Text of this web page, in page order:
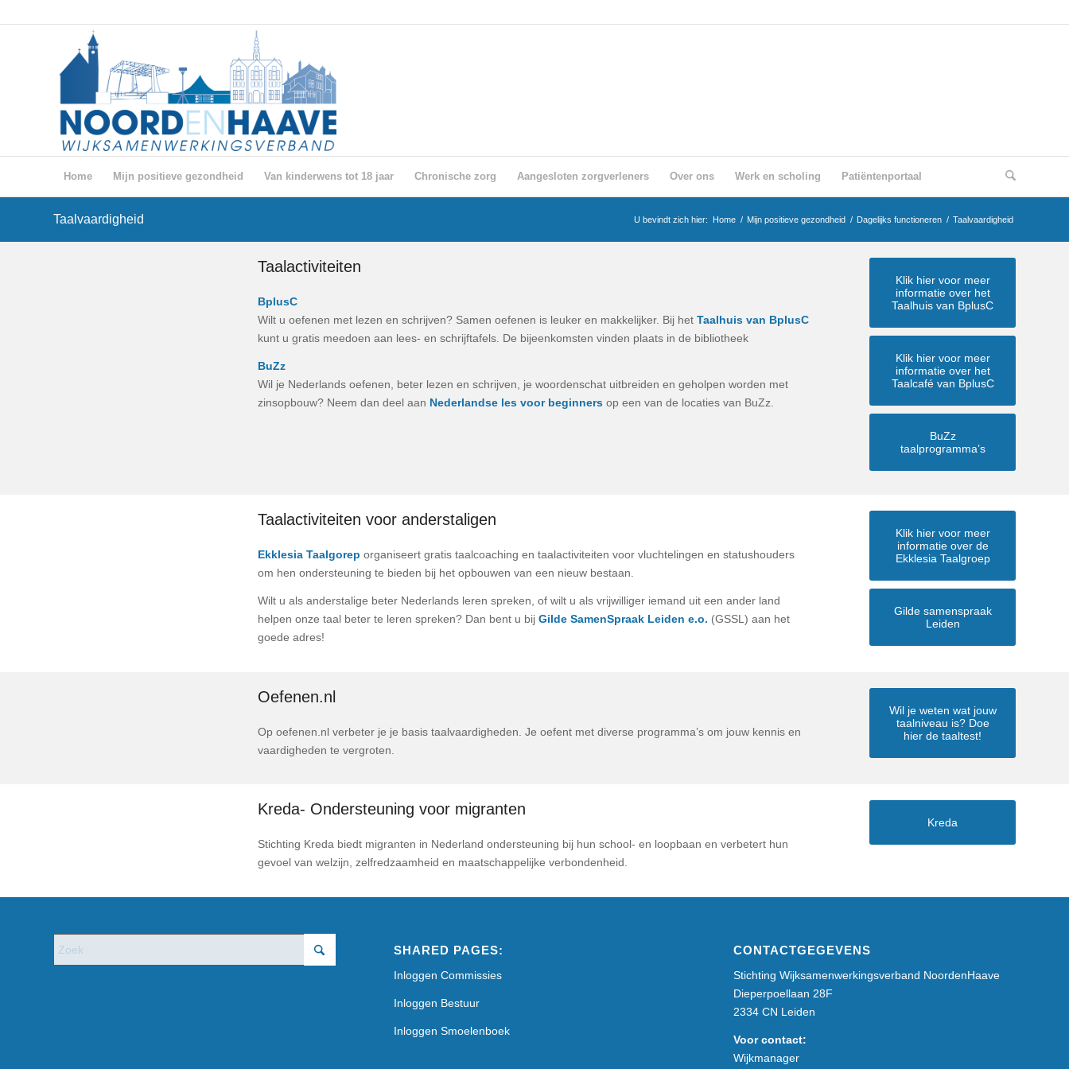
Home Mijn positieve gezondheid Van kinderwens tot 18 jaar Chronische zorg Aangesloten zorgverleners Over ons Werk en scholing Patiëntenportaal
Taalvaardigheid U bevindt zich hier: Home / Mijn positieve gezondheid / Dagelijks functioneren / Taalvaardigheid
Taalactiviteiten
BplusC
Wilt u oefenen met lezen en schrijven? Samen oefenen is leuker en makkelijker. Bij het Taalhuis van BplusC
kunt u gratis meedoen aan lees- en schrijftafels. De bijeenkomsten vinden plaats in de bibliotheek
BuZz
Wil je Nederlands oefenen, beter lezen en schrijven, je woordenschat uitbreiden en geholpen worden met
zinsopbouw? Neem dan deel aan Nederlandse les voor beginnersop een van de locaties van BuZz.
Klik hier voor meer
informatie over het
Taalhuis van BplusC
Klik hier voor meer
informatie over het
Taalcafé van BplusC
BuZz
taalprogramma’s
Taalactiviteiten voor anderstaligen
Ekklesia Taalgorep organiseert gratis taalcoaching en taalactiviteiten voor vluchtelingen en statushouders
om hen ondersteuning te bieden bij het opbouwen van een nieuw bestaan.
Wilt u als anderstalige beter Nederlands leren spreken, of wilt u als vrijwilliger iemand uit een ander land
helpen onze taal beter te leren spreken? Dan bent u bijGilde SamenSpraak Leiden e.o. (GSSL) aan het
goede adres!
Klik hier voor meer
informatie over de
Ekklesia Taalgroep
Gilde samenspraak
Leiden
Oefenen.nl
Op oefenen.nl verbeter je je basis taalvaardigheden. Je oefent met diverse programma’s om jouw kennis en
vaardigheden te vergroten.
Wil je weten wat jouw
taalniveau is? Doe
hier de taaltest!
Kreda- Ondersteuning voor migranten
Stichting Kreda biedt migranten in Nederland ondersteuning bij hun school- en loopbaan en verbetert hun
gevoel van welzijn, zelfredzaamheid en maatschappelijke verbondenheid.
Kreda
SHARED PAGES:
Inloggen Commissies
Inloggen Bestuur
Inloggen Smoelenboek
CONTACTGEGEVENS
Stichting Wijksamenwerkingsverband NoordenHaave
Dieperpoellaan 28F
2334 CN Leiden
Voor contact:
Wijkmanager